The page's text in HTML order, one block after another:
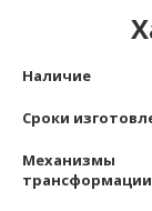
Наличие
Сроки
Механизмы
трансформации